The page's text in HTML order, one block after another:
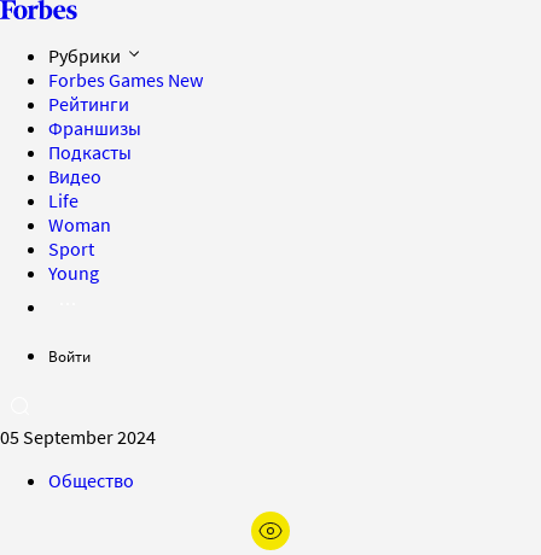
Рубрики
Forbes Games New
Рейтинги
Франшизы
Подкасты
Видео
Life
Woman
Sport
Young
Войти
05 September 2024
Общество